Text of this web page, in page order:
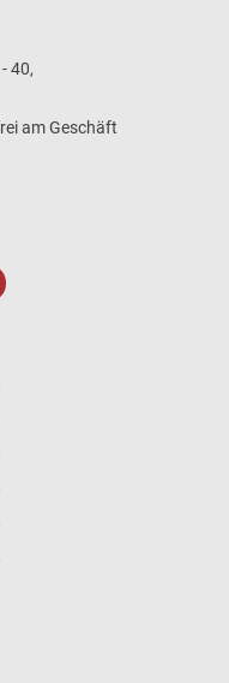
40,
am Geschäft